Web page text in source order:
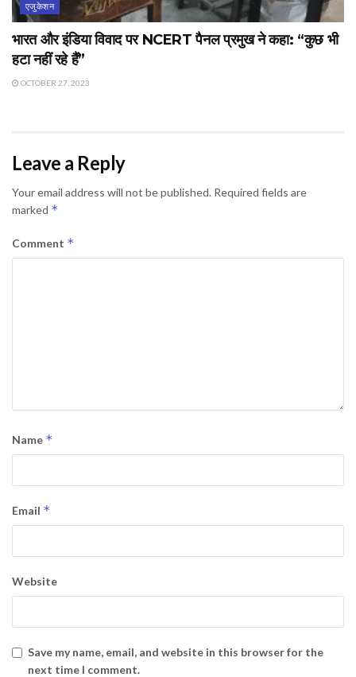
एजुकेशन
भारत और इंडिया विवाद पर NCERT पैनल प्रमुख ने कहा: “कुछ भी
हटा नहीं रहे हैं”
OCTOBER 27, 2023
Leave a Reply
Your email address will not be published. Required fields are
marked *
Comment *
Name *
Email *
Website
Save my name, email, and website in this browser for the
next time I comment.